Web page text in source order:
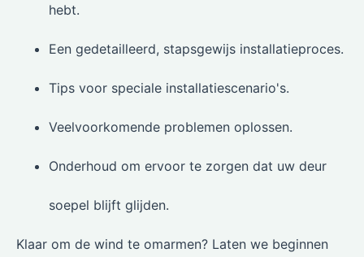
hebt.
Een gedetailleerd, stapsgewijs installatieproces.
Tips voor speciale installatiescenario's.
Veelvoorkomende problemen oplossen.
Onderhoud om ervoor te zorgen dat uw deur
soepel blijft glijden.
Klaar om de wind te omarmen? Laten we beginnen